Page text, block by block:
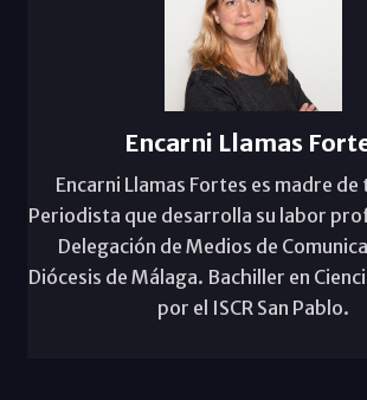
Encarni Llamas
Encarni Llamas Fortes es madre
Periodista que desarrolla su labor
Delegación de Medios de
Diócesis de Málaga. Bachiller en
por el ISCR San Pablo.